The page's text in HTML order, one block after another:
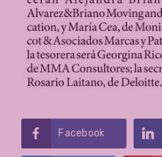
Facebook